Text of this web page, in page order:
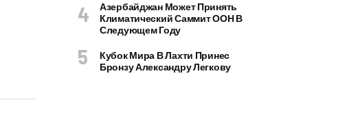
Азербайджан Может Принять
Климатический Саммит ООН В
Следующем Году
Кубок Мира В Лахти Принес
Бронзу Александру Легкову